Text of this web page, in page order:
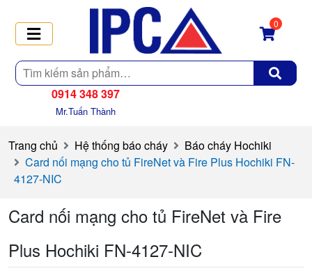
Tìm
kiếm
0
0914 348 397
Mr.Tuấn Thành
Trang chủ Hệ thống báo cháy
Báo cháy Hochiki
Card nối mạng cho tủ FireNet và Fire Plus Hochiki FN-
4127-NIC
Card nối mạng cho tủ FireNet và Fire
Plus Hochiki FN-4127-NIC